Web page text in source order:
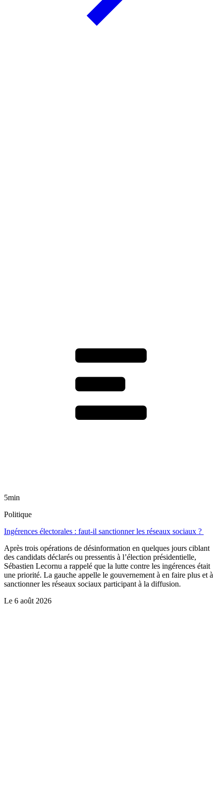
5min
Politique
Ingérences électorales : faut-il sanctionner les réseaux sociaux ?
Après trois opérations de désinformation en quelques jours ciblant
des candidats déclarés ou pressentis à l’élection présidentielle,
Sébastien Lecornu a rappelé que la lutte contre les ingérences était
une priorité. La gauche appelle le gouvernement à en faire plus et à
sanctionner les réseaux sociaux participant à la diffusion.
Le 6 août 2026